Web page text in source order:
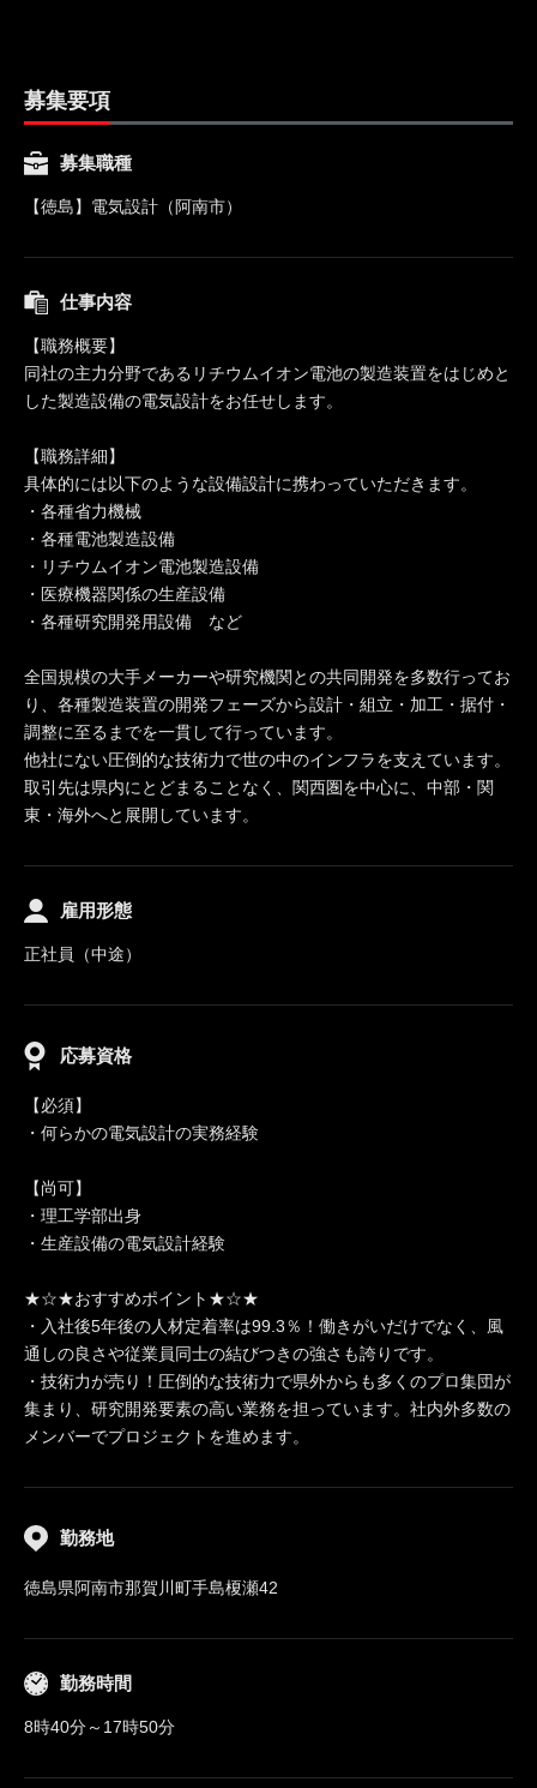
募集要項
募集職種
【徳島】電気設計（阿南市）
仕事内容
【職務概要】
同社の主力分野であるリチウムイオン電池の製造装置をはじめと
した製造設備の電気設計をお任せします。
【職務詳細】
具体的には以下のような設備設計に携わっていただきます。
・各種省力機械
・各種電池製造設備
・リチウムイオン電池製造設備
・医療機器関係の生産設備
・各種研究開発用設備 など
全国規模の大手メーカーや研究機関との共同開発を多数行ってお
り、各種製造装置の開発フェーズから設計・組立・加工・据付・
調整に至るまでを一貫して行っています。
他社にない圧倒的な技術力で世の中のインフラを支えています。
取引先は県内にとどまることなく、関西圏を中心に、中部・関
東・海外へと展開しています。
雇用形態
正社員（中途）
応募資格
【必須】
・何らかの電気設計の実務経験
【尚可】
・理工学部出身
・生産設備の電気設計経験
★☆★おすすめポイント★☆★
・入社後5年後の人材定着率は99.3％！働きがいだけでなく、風
通しの良さや従業員同士の結びつきの強さも誇りです。
・技術力が売り！圧倒的な技術力で県外からも多くのプロ集団が
集まり、研究開発要素の高い業務を担っています。社内外多数の
メンバーでプロジェクトを進めます。
勤務地
徳島県阿南市那賀川町手島榎瀬42
勤務時間
8時40分～17時50分